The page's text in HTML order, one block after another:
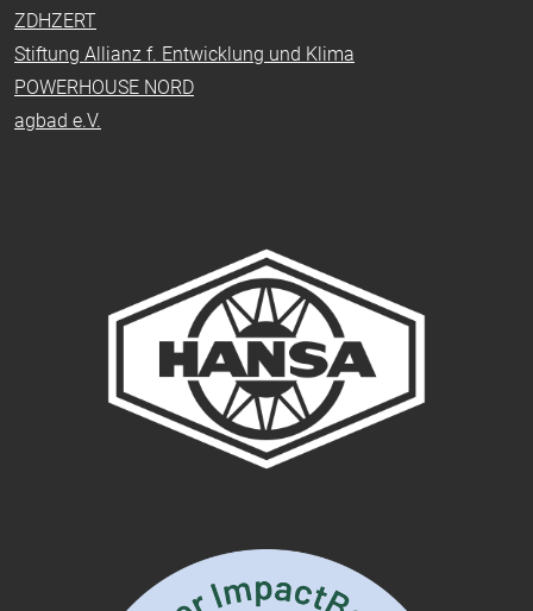
ZDHZERT
Stiftung Allianz f. Entwicklung und Klima
POWERHOUSE NORD
agbad e.V.